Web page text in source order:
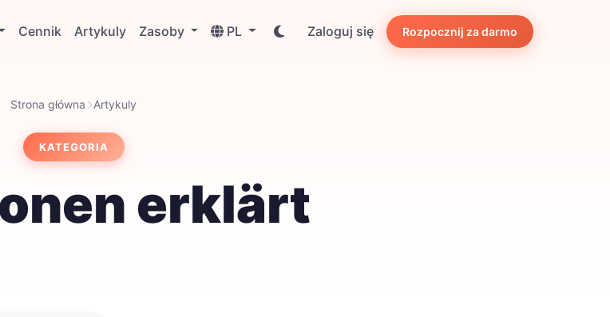
Cennik Artykuly Zasoby PL Zaloguj się Rozpocznij za darmo
Strona główna Artykuly
KATEGORIA
erklärt